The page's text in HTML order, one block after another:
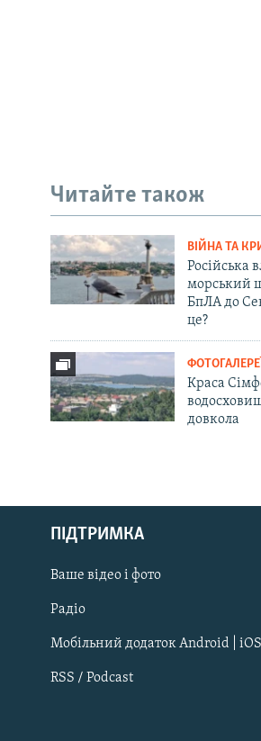
Русский
Qırımtatar
ДОЛУЧАЙСЯ!
Читайте також
ВІЙНА ТА
Російська
морський
БпЛА до
це?
ФОТОГАЛЕРЕЇ
Краса
довкола
ПІДТРИМКА
Ваше відео і фото
Радіо
Мобільний додаток Android | iOS
RSS / Podcast